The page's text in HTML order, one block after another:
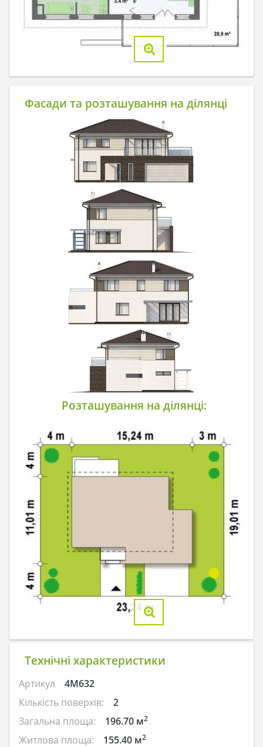
Фасади та розташування на ділянці
Розташування на ділянці:
Технічні характеристики
Артикул
4M632
Кількість поверхів:
2
Загальна площа:
196.70 м2
Житлова площа: 155.40 м2